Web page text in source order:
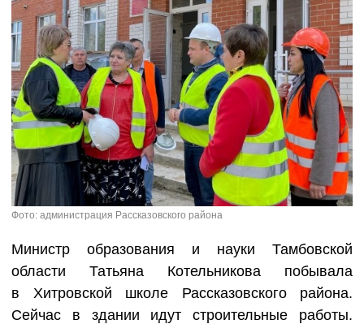
Фото: администрация Рассказовского района
Министр образования и науки Тамбовской
области Татьяна Котельникова побывала
в Хитровской школе Рассказовского района.
Сейчас в здании идут строительные работы.